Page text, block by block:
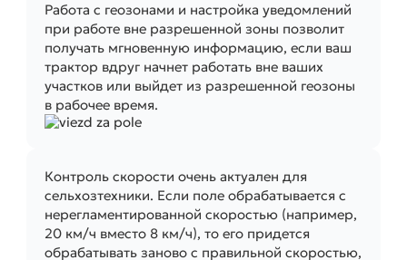
Работа с геозонами и настройка уведомлений
при работе вне разрешенной зоны позволит
получать мгновенную информацию, если ваш
трактор вдруг начнет работать вне ваших
участков или выйдет из разрешенной геозоны
в рабочее время.
Контроль скорости очень актуален для
сельхозтехники. Если поле обрабатывается с
нерегламентированной скоростью (например,
20 км/ч вместо 8 км/ч), то его придется
обрабатывать заново с правильной скоростью,